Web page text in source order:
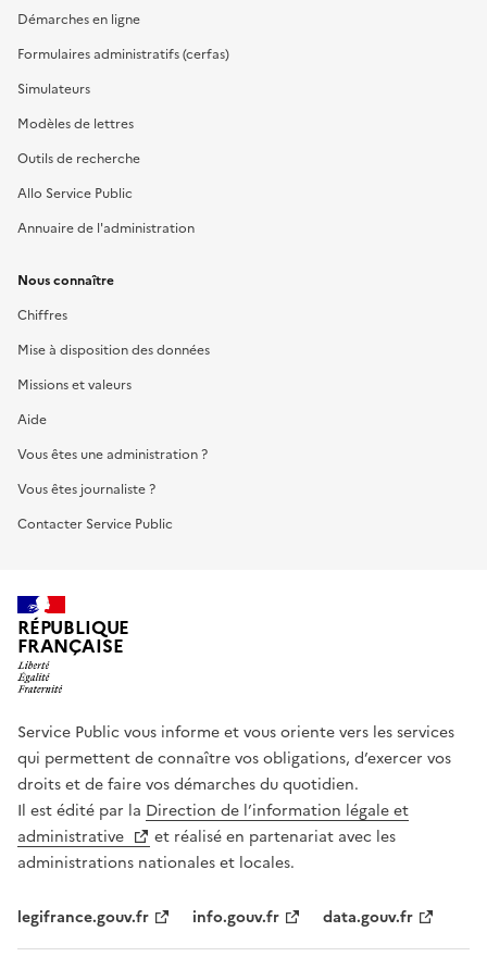
Démarches en ligne
Formulaires administratifs (cerfas)
Simulateurs
Modèles de lettres
Outils de recherche
Allo Service Public
Annuaire de l'administration
Nous connaître
Chiffres
Mise à disposition des données
Missions et valeurs
Aide
Vous êtes une administration ?
Vous êtes journaliste ?
Contacter Service Public
RÉPUBLIQUE
FRANÇAISE
Service Public vous informe et vous oriente vers les services
qui permettent de connaître vos obligations, d’exercer vos
droits et de faire vos démarches du quotidien.
Il est édité par la Direction de l’information légale et
administrative
et réalisé en partenariat avec les
administrations nationales et locales.
legifrance.gouv.fr info.gouv.fr data.gouv.fr